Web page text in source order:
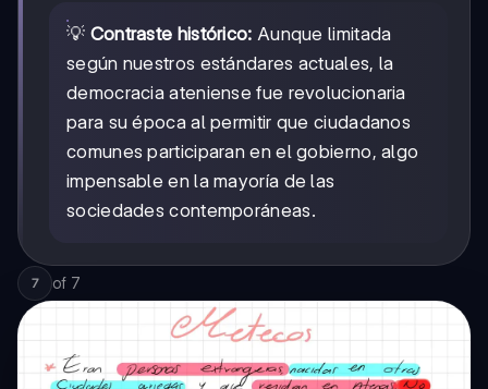
💡 Contraste histórico: Aunque limitada
según nuestros estándares actuales, la
democracia ateniense fue revolucionaria
para su época al permitir que ciudadanos
comunes participaran en el gobierno, algo
impensable en la mayoría de las
sociedades contemporáneas.
7 of 7